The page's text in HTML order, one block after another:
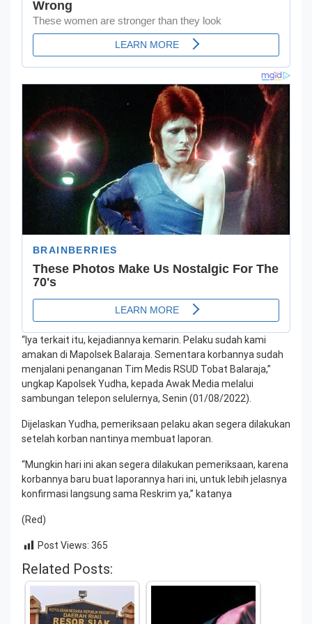
“Iya terkait itu, kejadiannya kemarin. Pelaku sudah kami
amakan di Mapolsek Balaraja. Sementara korbannya sudah
menjalani penanganan Tim Medis RSUD Tobat Balaraja,”
ungkap Kapolsek Yudha, kepada Awak Media melalui
sambungan telepon selulernya, Senin (01/08/2022).
Dijelaskan Yudha, pemeriksaan pelaku akan segera dilakukan
setelah korban nantinya membuat laporan.
“Mungkin hari ini akan segera dilakukan pemeriksaan, karena
korbannya baru buat laporannya hari ini, untuk lebih jelasnya
konfirmasi langsung sama Reskrim ya,” katanya
(Red)
Post Views: 365
Related Posts: